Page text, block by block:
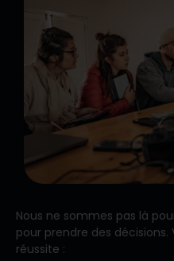
Nous ne sommes pas là
pour prendre des
réussite :